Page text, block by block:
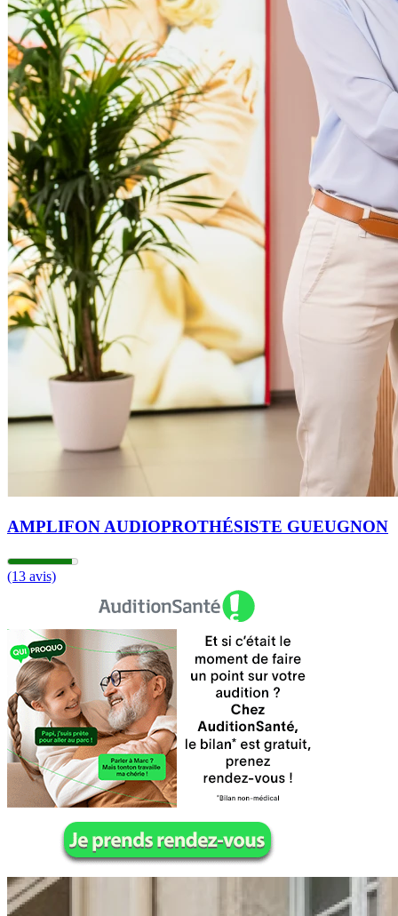
AMPLIFON AUDIOPROTHÉSISTE GUEUGNON
(13 avis)